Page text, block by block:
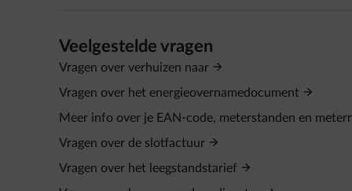
Veelgestelde vragen
Vragen over verhuizen naar
Vragen over het energieovernamedocument
Meer info over je EAN-code, meterstanden en
Vragen over de slotfactuur
Vragen over het leegstandstarief